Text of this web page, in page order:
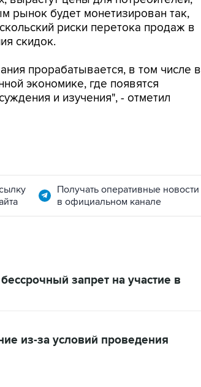
рынок будет монетизирован так,
риски перетока продаж в
скидок.
прорабатывается, в том числе в
экономике, где появятся
и изучения", - отметил
Получать оперативные новости
в официальном канале
запрет на участие в
из-за условий проведения